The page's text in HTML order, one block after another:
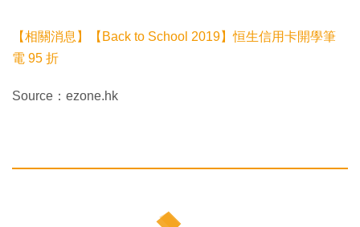
【相關消息】【Back to School 2019】恒生信用卡開學筆
電 95 折
Source：ezone.hk